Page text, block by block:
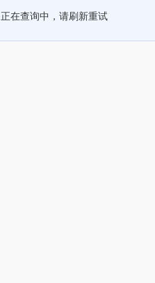
正在查询中，请刷新重试